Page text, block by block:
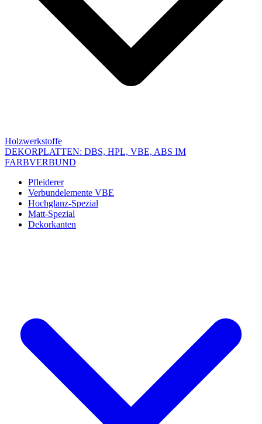
Holzwerkstoffe
DEKORPLATTEN: DBS, HPL, VBE, ABS IM
FARBVERBUND
Pfleiderer
Verbundelemente VBE
Hochglanz-Spezial
Matt-Spezial
Dekorkanten